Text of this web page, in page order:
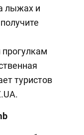
лыжах и
туристов